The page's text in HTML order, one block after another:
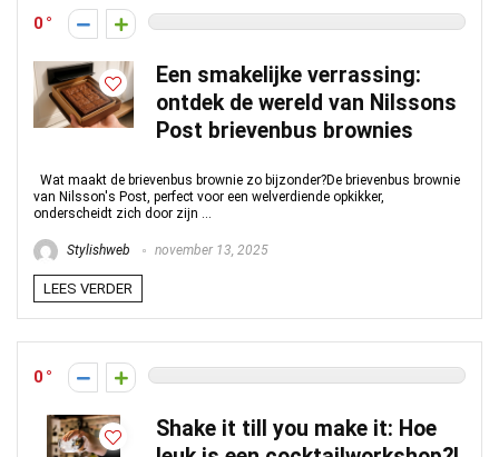
0
Een smakelijke verrassing:
ontdek de wereld van Nilssons
Post brievenbus brownies
Wat maakt de brievenbus brownie zo bijzonder?De brievenbus brownie
van Nilsson's Post, perfect voor een welverdiende opkikker,
onderscheidt zich door zijn ...
Stylishweb november 13, 2025
LEES VERDER
0
Shake it till you make it: Hoe